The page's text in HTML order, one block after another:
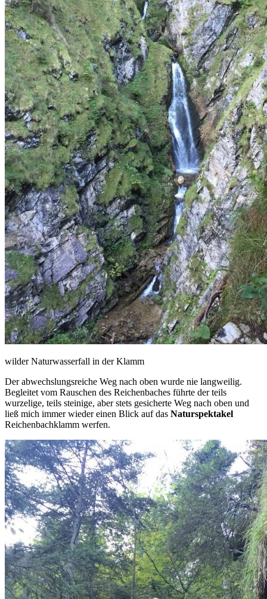
wilder Naturwasserfall in der Klamm
Der abwechslungsreiche Weg nach oben wurde nie langweilig.
Begleitet vom Rauschen des Reichenbaches führte der teils
wurzelige, teils steinige, aber stets gesicherte Weg nach oben und
ließ mich immer wieder einen Blick auf das Naturspektakel
Reichenbachklamm werfen.